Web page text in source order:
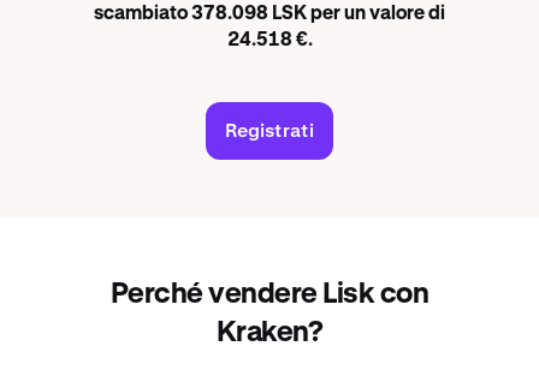
scambiato 378.098 LSK per un valore di
24.518 €.
Registrati
Perché vendere Lisk con
Kraken?